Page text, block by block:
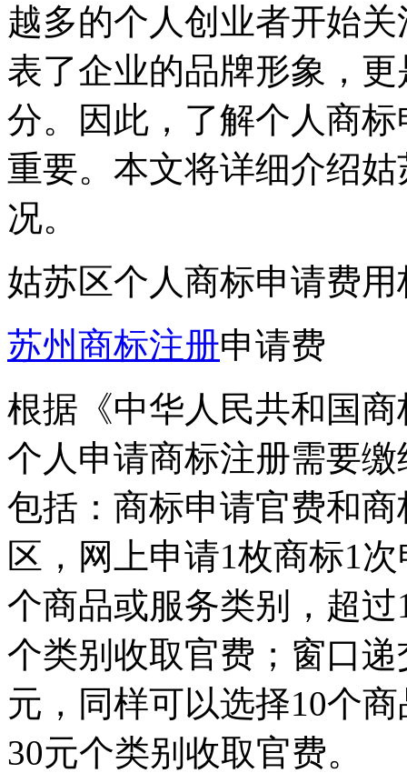
越多的个人创业者开始
表了企业的品牌形象，
分。因此，了解个人商
重要。本文将详细介绍
况。
姑苏区个人商标申请费用
苏州商标注册申请费
根据《中华人民共和国
个人申请商标注册需要
包括：商标申请官费和
区，网上申请1枚商标1
个商品或服务类别，超
个类别收取官费；窗口
元，同样可以选择10个
30元个类别收取官费。